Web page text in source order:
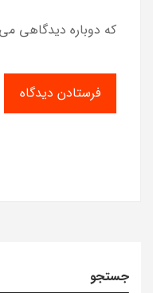
که دوباره دیدگاهی
جستجو